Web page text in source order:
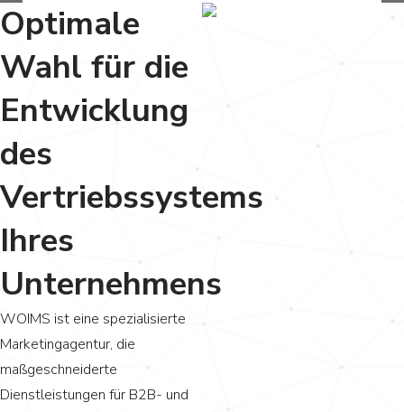
Optimale
Wahl für die
Entwicklung
des
Vertriebssystems
Ihres
Unternehmens
WOIMS ist eine spezialisierte
Marketingagentur, die
maßgeschneiderte
Dienstleistungen für B2B- und